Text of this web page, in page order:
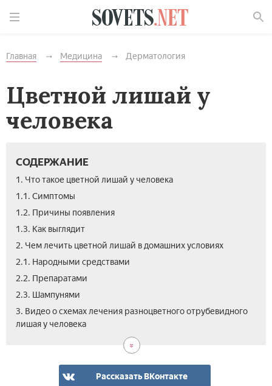
Главная Медицина Дерматология
Цветной лишай у
человека
СОДЕРЖАНИЕ
1. Что такое цветной лишай у человека
1.1. Симптомы
1.2. Причины появления
1.3. Как выглядит
2. Чем лечить цветной лишай в домашних условиях
2.1. Народными средствами
2.2. Препаратами
2.3. Шампунями
3. Видео о схемах лечения разноцветного отрубевидного
лишая у человека
Рассказать ВКонтакте